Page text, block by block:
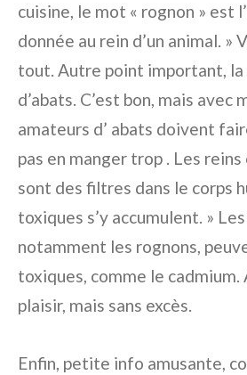
cuisine, le mot « rognon » est
donnée au rein d’un animal. »
tout. Autre point important, la
d’abats. C’est bon, mais avec
amateurs d’ abats doivent
pas en manger trop . Les
sont des filtres dans le corps
toxiques s’y accumulent. »
notamment les rognons,
toxiques, comme le cadmium.
plaisir, mais sans excès.
Enfin, petite info amusante,